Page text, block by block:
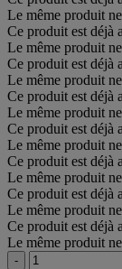
Le même produit
Ce produit est déjà
Le même produit
Ce produit est déjà
Le même produit
Ce produit est déjà
Le même produit
Ce produit est déjà
Le même produit
Ce produit est déjà
Le même produit
Ce produit est déjà
Le même produit
Ce produit est déjà
Le même produit
-